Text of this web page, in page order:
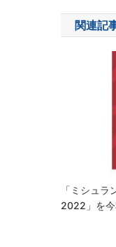
ナ
ビ
ン
関連記
「ミシュ
2022」を